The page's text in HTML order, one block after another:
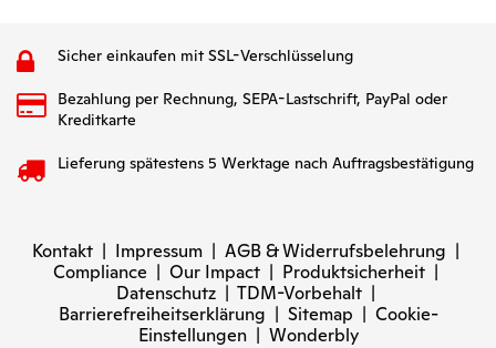
Sicher einkaufen mit SSL-Verschlüsselung
Bezahlung per Rechnung, SEPA-Lastschrift, PayPal oder
Kreditkarte
Lieferung spätestens 5 Werktage nach Auftragsbestätigung
Kontakt | Impressum | AGB & Widerrufsbelehrung |
Compliance | Our Impact | Produktsicherheit |
Datenschutz | TDM-Vorbehalt |
Barrierefreiheitserklärung | Sitemap | Cookie-
Einstellungen| Wonderbly